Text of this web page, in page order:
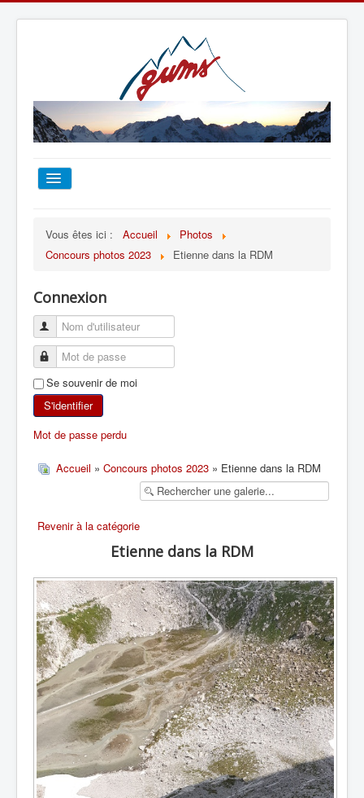
TOUT SUR LE GUMS
ESCALADE
ALPINISME
SKI DE RANDONNÉE
RANDONNÉE SPORTIVE
Vous êtes ici : Accueil
Photos
Concours photos 2023
Etienne dans la RDM
Connexion
Se souvenir de moi
S'identifier
Mot de passe perdu
Accueil » Concours photos 2023 » Etienne dans la RDM
Revenir à la catégorie
Etienne dans la RDM